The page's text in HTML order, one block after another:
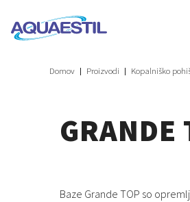
Domov Proizvodi Kopalniško
GRANDE
Baze Grande TOP so